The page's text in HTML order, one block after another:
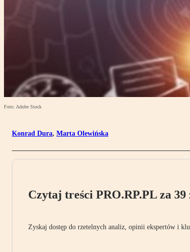
Foto: Adobe Stock
Konrad Dura, Marta Olewińska
Czytaj treści PRO.RP.PL za 39
Zyskaj dostęp do rzetelnych analiz, opinii ekspertów i